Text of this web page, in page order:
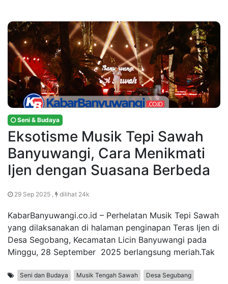
Seni & Budaya
Eksotisme Musik Tepi Sawah
Banyuwangi, Cara Menikmati
Ijen dengan Suasana Berbeda
29 Sep 2025 , dilihat 24k
KabarBanyuwangi.co.id – Perhelatan Musik Tepi Sawah
yang dilaksanakan di halaman penginapan Teras Ijen di
Desa Segobang, Kecamatan Licin Banyuwangi pada
Minggu, 28 September 2025 berlangsung meriah.Tak
Seni dan Budaya Musik Tengah Sawah Desa Segubang